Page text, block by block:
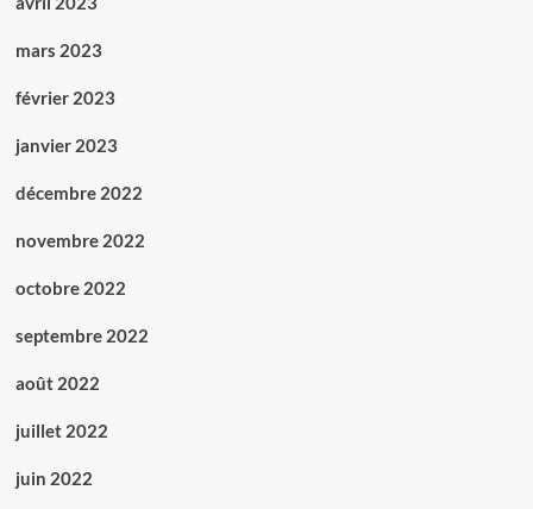
mars 2023
février 2023
janvier 2023
décembre 2022
novembre 2022
octobre 2022
septembre 2022
août 2022
juillet 2022
juin 2022